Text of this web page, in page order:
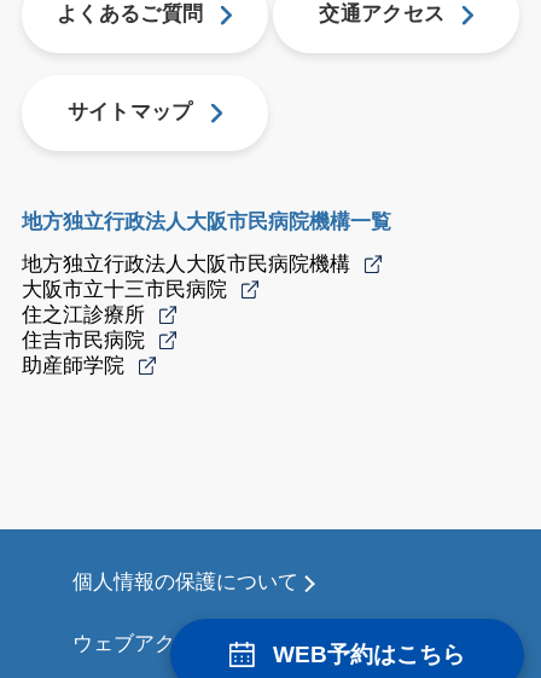
WEB予約はこちら
よくあるご質問 交通アクセス
サイトマップ
地方独立行政法人大阪市民病院機構一覧
地方独立行政法人大阪市民病院機構
大阪市立十三市民病院
住之江診療所
住吉市民病院
助産師学院
個人情報の保護について
ウェブアクセシビリティについて